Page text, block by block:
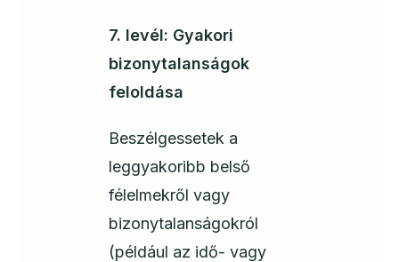
7. levél: Gyakori
bizonytalanságok
feloldása
Beszélgessetek a
leggyakoribb belső
félelmekről vagy
bizonytalanságokról
(például az idő- vagy